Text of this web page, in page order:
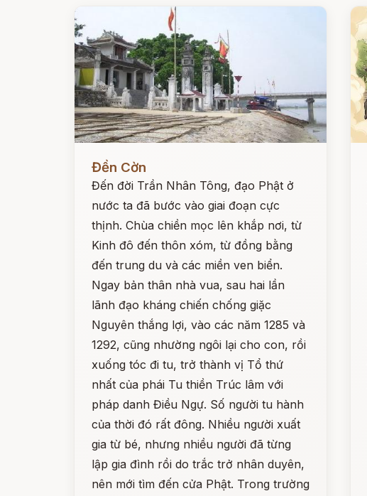
Đọc ngay
Đền Cờn
Đến đời Trần Nhân Tông, đạo Phật ở
nước ta đã bước vào giai đoạn cực
thịnh. Chùa chiền mọc lên khắp nơi, từ
Kinh đô đến thôn xóm, từ đồng bằng
đến trung du và các miền ven biển.
Ngay bản thân nhà vua, sau hai lần
lãnh đạo kháng chiến chống giặc
Nguyên thắng lợi, vào các năm 1285 và
1292, cũng nhường ngôi lại cho con, rồi
xuống tóc đi tu, trở thành vị Tổ thứ
nhất của phái Tu thiền Trúc lâm với
pháp danh Điều Ngự. Số người tu hành
của thời đó rất đông. Nhiều người xuất
gia từ bé, nhưng nhiều người đã từng
lập gia đình rồi do trắc trở nhân duyên,
nên mới tìm đến cửa Phật. Trong trường